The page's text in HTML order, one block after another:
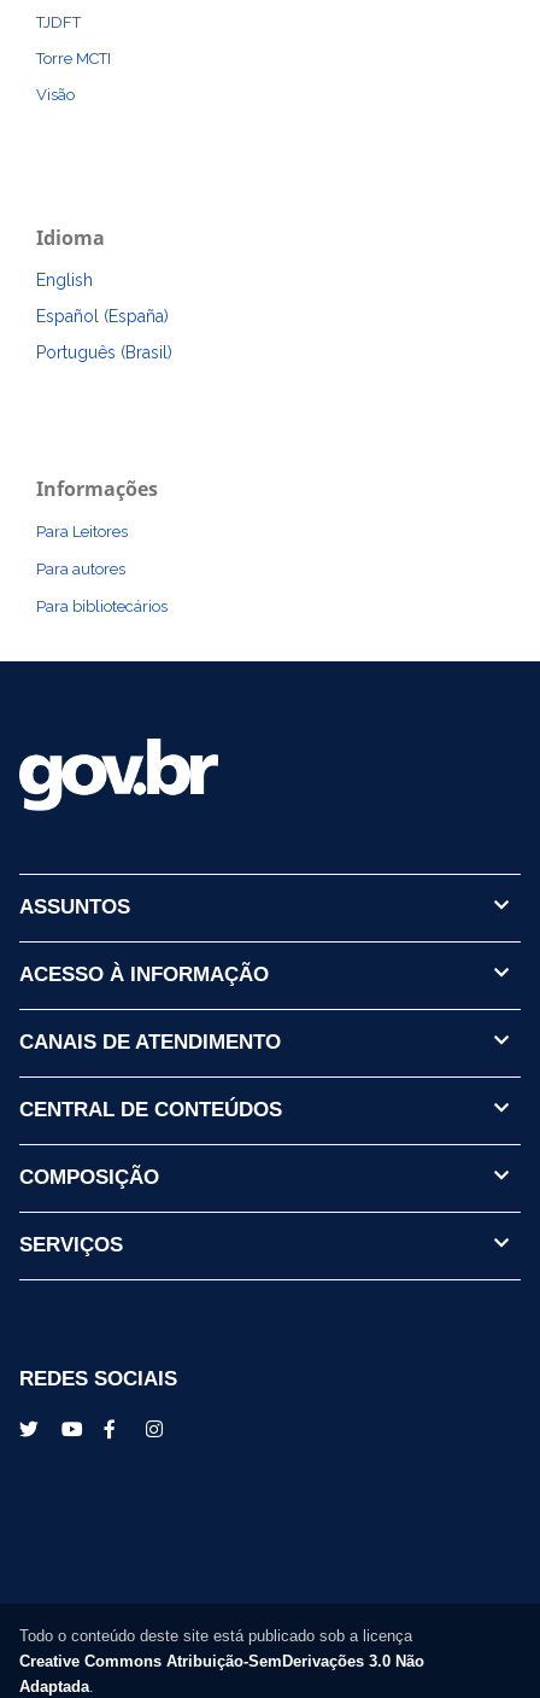
TJDFT
Torre MCTI
Visão
Idioma
English
Español (España)
Português (Brasil)
Informações
Para Leitores
Para autores
Para bibliotecários
ASSUNTOS
ACESSO À INFORMAÇÃO
CANAIS DE ATENDIMENTO
CENTRAL DE CONTEÚDOS
COMPOSIÇÃO
SERVIÇOS
REDES SOCIAIS
Todo o conteúdo deste site está publicado sob a licença
Creative Commons Atribuição-SemDerivações 3.0 Não
Adaptada